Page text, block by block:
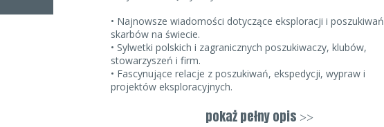
• Najnowsze wiadomości dotyczące eksploracji i poszukiwań
skarbów na świecie.
• Sylwetki polskich i zagranicznych poszukiwaczy, klubów,
stowarzyszeń i firm.
• Fascynujące relacje z poszukiwań, ekspedycji, wypraw i
projektów eksploracyjnych.
pokaż pełny opis >>